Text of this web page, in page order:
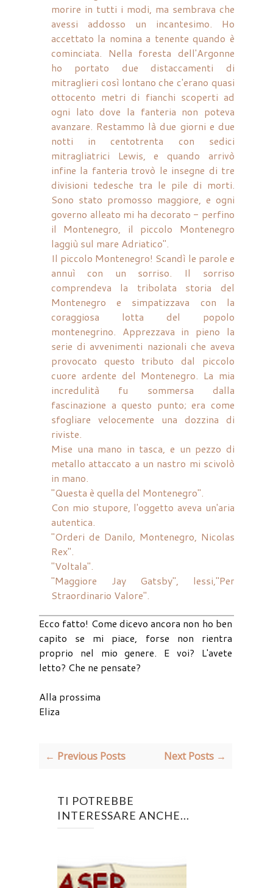
morire in tutti i modi, ma sembrava che
avessi addosso un incantesimo. Ho
accettato la nomina a tenente quando è
cominciata. Nella foresta dell'Argonne
ho portato due distaccamenti di
mitraglieri così lontano che c'erano quasi
ottocento metri di fianchi scoperti ad
ogni lato dove la fanteria non poteva
avanzare. Restammo là due giorni e due
notti in centotrenta con sedici
mitragliatrici Lewis, e quando arrivò
infine la fanteria trovò le insegne di tre
divisioni tedesche tra le pile di morti.
Sono stato promosso maggiore, e ogni
governo alleato mi ha decorato - perfino
il Montenegro, il piccolo Montenegro
laggiù sul mare Adriatico".
Il piccolo Montenegro! Scandì le parole e
annuì con un sorriso. Il sorriso
comprendeva la tribolata storia del
Montenegro e simpatizzava con la
coraggiosa lotta del popolo
montenegrino. Apprezzava in pieno la
serie di avvenimenti nazionali che aveva
provocato questo tributo dal piccolo
cuore ardente del Montenegro. La mia
incredulità fu sommersa dalla
fascinazione a questo punto; era come
sfogliare velocemente una dozzina di
riviste.
Mise una mano in tasca, e un pezzo di
metallo attaccato a un nastro mi scivolò
in mano.
"Questa è quella del Montenegro".
Con mio stupore, l'oggetto aveva un'aria
autentica.
"Orderi de Danilo, Montenegro, Nicolas
Rex".
"Voltala".
"Maggiore Jay Gatsby", lessi,"Per
Straordinario Valore".
Ecco fatto! Come dicevo ancora non ho ben
capito se mi piace, forse non rientra
proprio nel mio genere. E voi? L'avete
letto? Che ne pensate?
Alla prossima
Eliza
← Previous Posts Next Posts →
TI POTREBBE
INTERESSARE ANCHE...